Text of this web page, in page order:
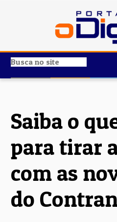
Saiba o
para tirar
com as
do